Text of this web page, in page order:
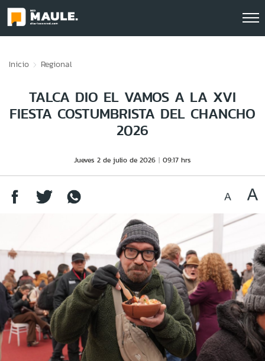
Inicio Regional
TALCA DIO EL VAMOS A LA XVI
FIESTA COSTUMBRISTA DEL CHANCHO
2026
Jueves 2 de julio de 2026 09:17 hrs